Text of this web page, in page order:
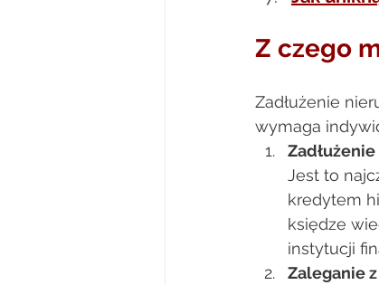
Z czego
Zadłużenie
wymaga
Jest to
kredytem
księdze
instytucji
Zaleganie